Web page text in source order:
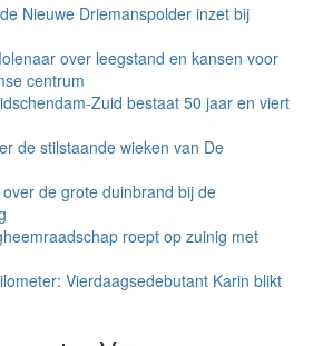
Nieuwe Driemanspolder inzet bij
over leegstand en kansen voor
centrum
Zuid bestaat 50 jaar en viert
de stilstaande wieken van De
de grote duinbrand bij de
roept op zuinig met
Vierdaagsedebutant Karin blikt